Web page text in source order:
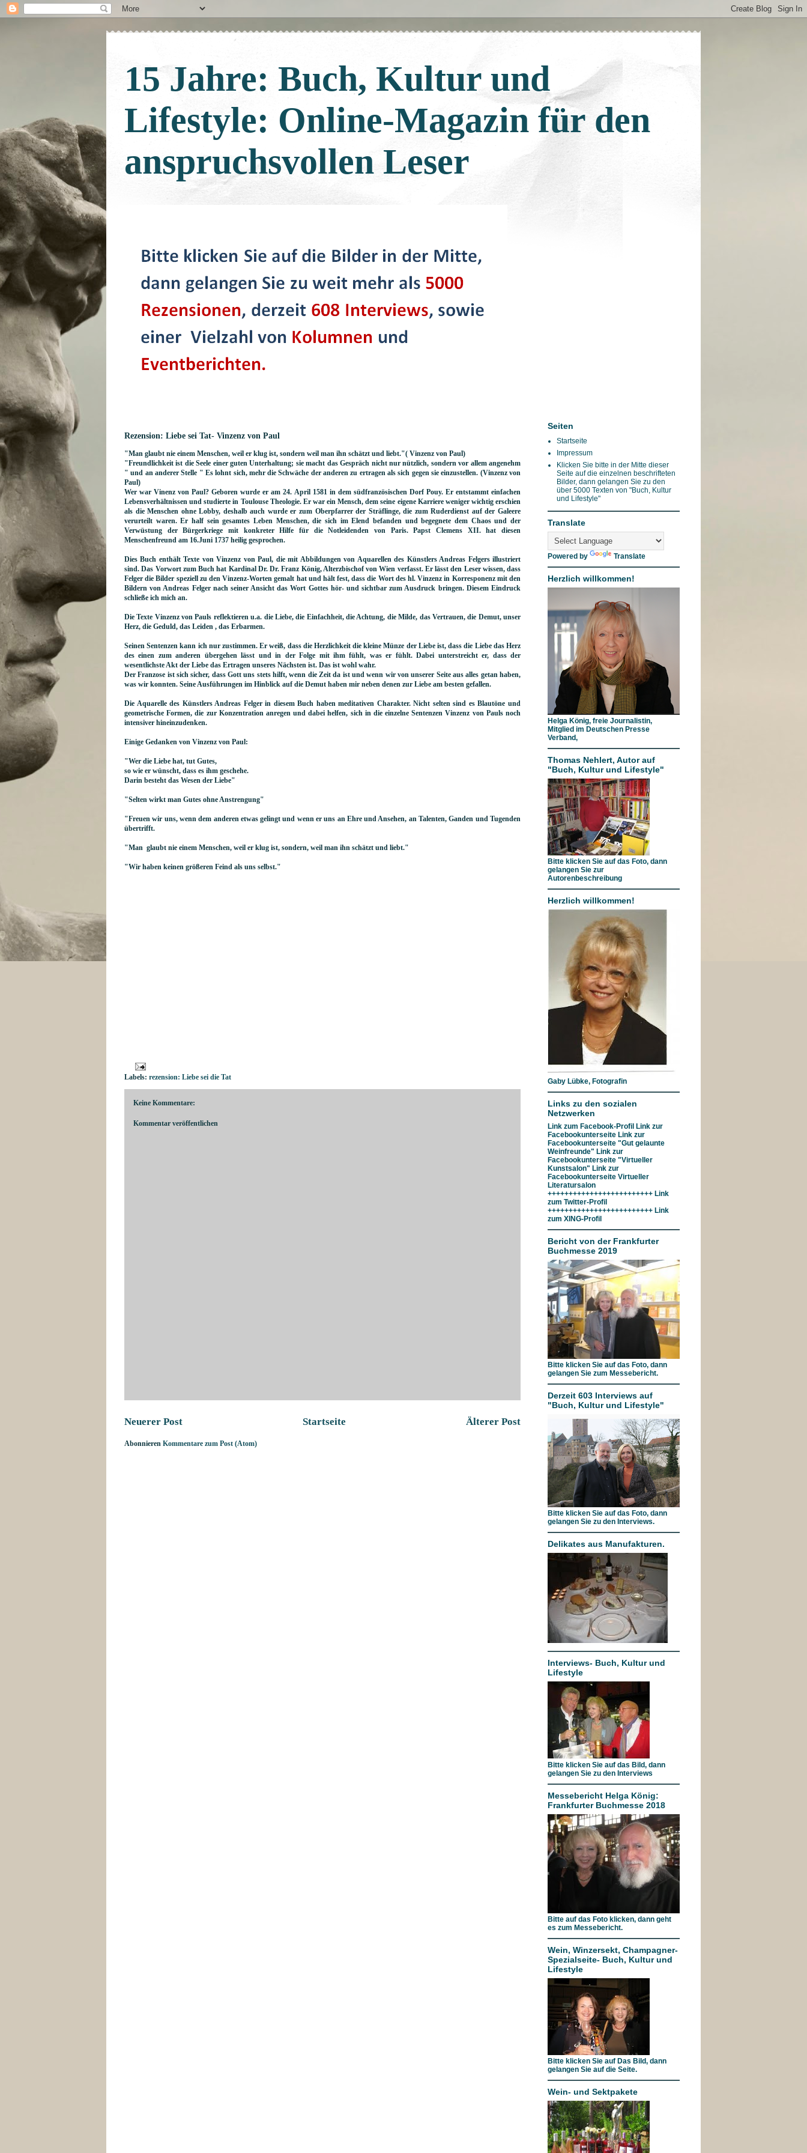
15 Jahre: Buch, Kultur und
Lifestyle: Online-Magazin für den
anspruchsvollen Leser
Rezension: Liebe sei Tat- Vinzenz von Paul
"Man glaubt nie einem Menschen, weil er klug ist, sondern weil man ihn schätzt und liebt."( Vinzenz von Paul)
"Freundlichkeit ist die Seele einer guten Unterhaltung; sie macht das Gespräch nicht nur nützlich, sondern vor allem angenehm
" und an anderer Stelle " Es lohnt sich, mehr die Schwäche der anderen zu ertragen als sich gegen sie einzustellen. (Vinzenz von
Paul)
Wer war Vinenz von Paul? Geboren wurde er am 24. April 1581 in dem südfranzösischen Dorf Pouy. Er entstammt einfachen
Lebensverhältnissen und studierte in Toulouse Theologie. Er war ein Mensch, dem seine eigene Karriere weniger wichtig erschien
als die Menschen ohne Lobby, deshalb auch wurde er zum Oberpfarrer der Sträflinge, die zum Ruderdienst auf der Galeere
verurteilt waren. Er half sein gesamtes Leben Menschen, die sich im Elend befanden und begegnete dem Chaos und der
Verwüstung der Bürgerkriege mit konkreter Hilfe für die Notleidenden von Paris. Papst Clemens XII. hat diesen
Menschenfreund am 16.Juni 1737 heilig gesprochen.
Dies Buch enthält Texte von Vinzenz von Paul, die mit Abbildungen von Aquarellen des Künstlers Andreas Felgers illustriert
sind. Das Vorwort zum Buch hat Kardinal Dr. Dr. Franz König, Alterzbischof von Wien verfasst. Er lässt den Leser wissen, dass
Felger die Bilder speziell zu den Vinzenz-Worten gemalt hat und hält fest, dass die Wort des hl. Vinzenz in Korresponenz mit den
Bildern von Andreas Felger nach seiner Ansicht das Wort Gottes hör- und sichtbar zum Ausdruck bringen. Diesem Eindruck
schließe ich mich an.
Die Texte Vinzenz von Pauls reflektieren u.a. die Liebe, die Einfachheit, die Achtung, die Milde, das Vertrauen, die Demut, unser
Herz, die Geduld, das Leiden , das Erbarmen.
Seinen Sentenzen kann ich nur zustimmen. Er weiß, dass die Herzlichkeit die kleine Münze der Liebe ist, dass die Liebe das Herz
des einen zum anderen übergehen lässt und in der Folge mit ihm fühlt, was er fühlt. Dabei unterstreicht er, dass der
wesentlichste Akt der Liebe das Ertragen unseres Nächsten ist. Das ist wohl wahr.
Der Franzose ist sich sicher, dass Gott uns stets hilft, wenn die Zeit da ist und wenn wir von unserer Seite aus alles getan haben,
was wir konnten. Seine Ausführungen im Hinblick auf die Demut haben mir neben denen zur Liebe am besten gefallen.
Die Aquarelle des Künstlers Andreas Felger in diesem Buch haben meditativen Charakter. Nicht selten sind es Blautöne und
geometrische Formen, die zur Konzentration anregen und dabei helfen, sich in die einzelne Sentenzen Vinzenz von Pauls noch
intensiver hineinzudenken.
Einige Gedanken von Vinzenz von Paul:
"Wer die Liebe hat, tut Gutes,
so wie er wünscht, dass es ihm geschehe.
Darin besteht das Wesen der Liebe"
"Selten wirkt man Gutes ohne Anstrengung"
"Freuen wir uns, wenn dem anderen etwas gelingt und wenn er uns an Ehre und Ansehen, an Talenten, Ganden und Tugenden
übertrifft.
"Man glaubt nie einem Menschen, weil er klug ist, sondern, weil man ihn schätzt und liebt."
"Wir haben keinen größeren Feind als uns selbst."
Labels: rezension: Liebe sei die Tat
Keine Kommentare:
Kommentar veröffentlichen
Neuerer Post Älterer Post
Startseite
Abonnieren Kommentare zum Post (Atom)
Seiten
Startseite
Impressum
Klicken Sie bitte in der Mitte dieser
Seite auf die einzelnen beschrifteten
Bilder, dann gelangen Sie zu den
über 5000 Texten von "Buch, Kultur
und Lifestyle"
Translate
Powered by Translate
Herzlich willkommen!
Helga König, freie Journalistin,
Mitglied im Deutschen Presse
Verband,
Thomas Nehlert, Autor auf
"Buch, Kultur und Lifestyle"
Bitte klicken Sie auf das Foto, dann
gelangen Sie zur
Autorenbeschreibung
Herzlich willkommen!
Gaby Lübke, Fotografin
Links zu den sozialen
Netzwerken
Link zum Facebook-Profil Link zur
Facebookunterseite Link zur
Facebookunterseite "Gut gelaunte
Weinfreunde" Link zur
Facebookunterseite "Virtueller
Kunstsalon" Link zur
Facebookunterseite Virtueller
Literatursalon
+++++++++++++++++++++++++ Link
zum Twitter-Profil
+++++++++++++++++++++++++ Link
zum XING-Profil
Bericht von der Frankfurter
Buchmesse 2019
Bitte klicken Sie auf das Foto, dann
gelangen Sie zum Messebericht.
Derzeit 603 Interviews auf
"Buch, Kultur und Lifestyle"
Bitte klicken Sie auf das Foto, dann
gelangen Sie zu den Interviews.
Delikates aus Manufakturen.
Interviews- Buch, Kultur und
Lifestyle
Bitte klicken Sie auf das Bild, dann
gelangen Sie zu den Interviews
Messebericht Helga König:
Frankfurter Buchmesse 2018
Bitte auf das Foto klicken, dann geht
es zum Messebericht.
Wein, Winzersekt, Champagner-
Spezialseite- Buch, Kultur und
Lifestyle
Bitte klicken Sie auf Das Bild, dann
gelangen Sie auf die Seite.
Wein- und Sektpakete